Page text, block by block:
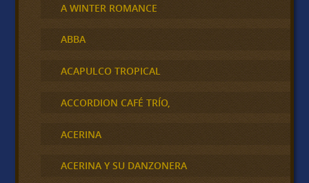
A WINTER ROMANCE
ABBA
ACAPULCO TROPICAL
ACCORDION CAFÉ TRÍO,
ACERINA
ACERINA Y SU DANZONERA